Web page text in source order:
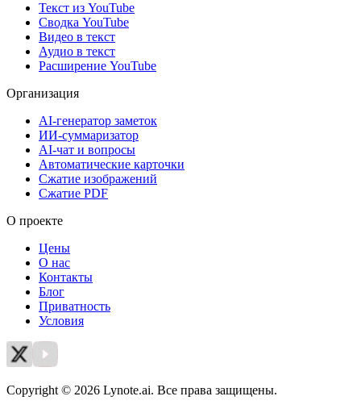
Текст из YouTube
Сводка YouTube
Видео в текст
Аудио в текст
Расширение YouTube
Организация
AI-генератор заметок
ИИ-суммаризатор
AI-чат и вопросы
Автоматические карточки
Сжатие изображений
Сжатие PDF
О проекте
Цены
О нас
Контакты
Блог
Приватность
Условия
Copyright © 2026 Lynote.ai. Все права защищены.